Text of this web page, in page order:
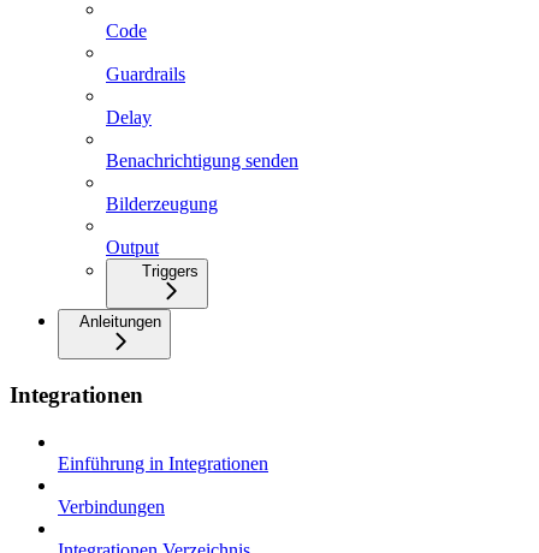
Code
Guardrails
Delay
Benachrichtigung senden
Bilderzeugung
Output
Triggers
Anleitungen
Integrationen
Einführung in Integrationen
Verbindungen